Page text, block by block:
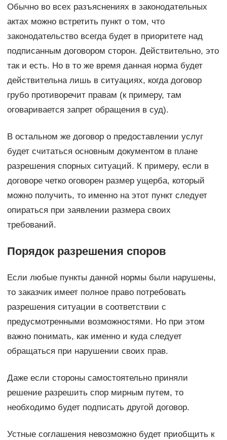
Обычно во всех разъяснениях в законодательных
актах можно встретить пункт о том, что
законодательство всегда будет в приоритете над
подписанным договором сторон. Действительно, это
так и есть. Но в то же время данная норма будет
действительна лишь в ситуациях, когда договор
грубо противоречит правам (к примеру, там
оговаривается запрет обращения в суд).
В остальном же договор о предоставлении услуг
будет считаться основным документом в плане
разрешения спорных ситуаций. К примеру, если в
договоре четко оговорен размер ущерба, который
можно получить, то именно на этот пункт следует
опираться при заявлении размера своих
требований.
Порядок разрешения споров
Если любые пункты данной нормы были нарушены,
то заказчик имеет полное право потребовать
разрешения ситуации в соответствии с
предусмотренными возможностями. Но при этом
важно понимать, как именно и куда следует
обращаться при нарушении своих прав.
Даже если стороны самостоятельно приняли
решение разрешить спор мирным путем, то
необходимо будет подписать другой договор.
Устные соглашения невозможно будет приобщить к